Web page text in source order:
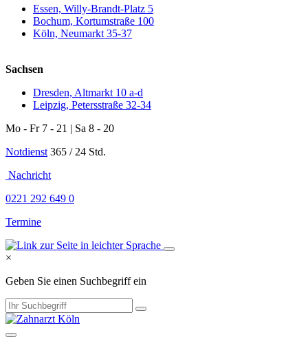
Essen, Willy-Brandt-Platz 5
Bochum, Kortumstraße 100
Köln, Neumarkt 35-37
Sachsen
Dresden, Altmarkt 10 a-d
Leipzig, Petersstraße 32-34
Mo - Fr 7 - 21 | Sa 8 - 20
Notdienst 365 / 24 Std.
Nachricht
0221 292 649 0
Termine
×
Geben Sie einen Suchbegriff ein